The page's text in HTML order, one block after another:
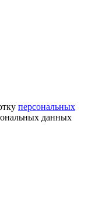
персональных
данных